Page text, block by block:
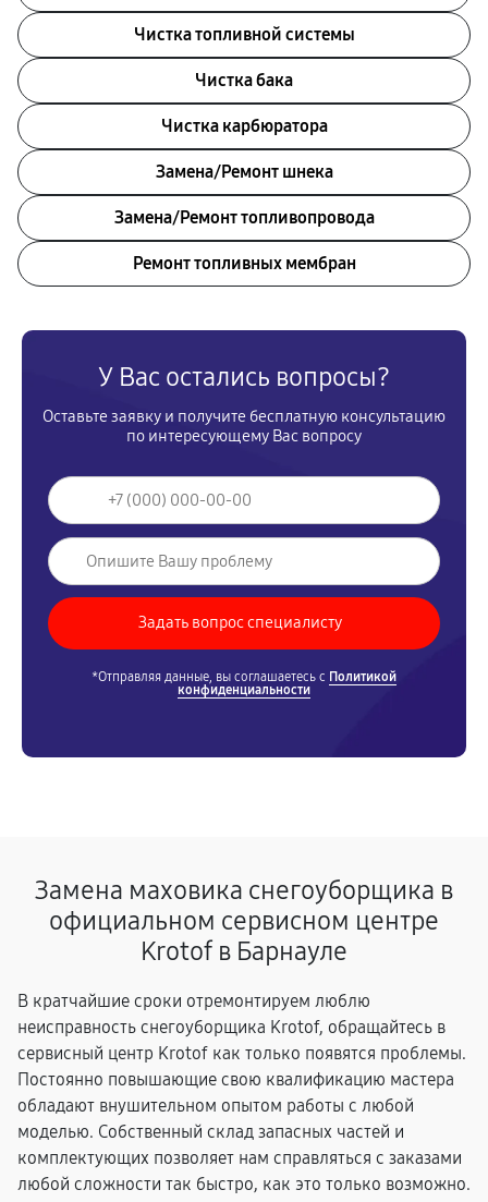
Чистка топливной системы
Чистка бака
Чистка карбюратора
Замена/Pемонт шнека
Замена/Pемонт топливопровода
Ремонт топливных мембран
У Вас остались вопросы?
Оставьте заявку и получите бесплатную консультацию
по интересующему Вас вопросу
*Отправляя данные, вы соглашаетесь с Политикой
конфиденциальности
Замена маховика снегоуборщика в
официальном сервисном центре
Krotof в Барнауле
В кратчайшие сроки отремонтируем люблю
неисправность снегоуборщика Krotof, обращайтесь в
сервисный центр Krotof как только появятся проблемы.
Постоянно повышающие свою квалификацию мастера
обладают внушительном опытом работы с любой
моделью. Собственный склад запасных частей и
комплектующих позволяет нам справляться с заказами
любой сложности так быстро, как это только возможно.